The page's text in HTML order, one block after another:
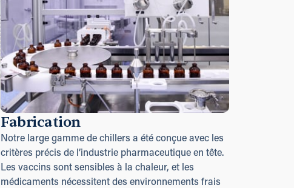
Fabrication
Notre large gamme de chillers a été conçue avec les
critères précis de l’industrie pharmaceutique en tête.
Les vaccins sont sensibles à la chaleur, et les
médicaments nécessitent des environnements frais